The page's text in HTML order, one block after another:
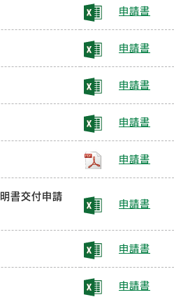
申請書
申請書
申請書
申請書
申請書
書交付申請
申請書
申請書
申請書